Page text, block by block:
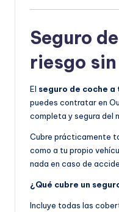
Seguro
riesgo
El seguro de coche
puedes contratar en
completa y segura del
Cubre prácticamente
como a tu propio
nada en caso de
¿Qué cubre un
Incluye todas las